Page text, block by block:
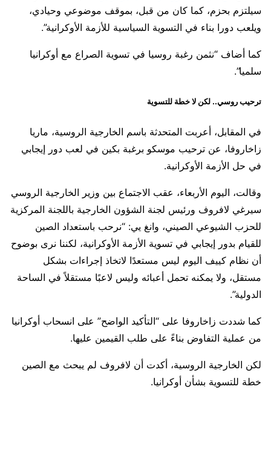
سيلتزم بحزم، كما كان من قبل، بموقف موضوعي وحيادي،
ويلعب دورا بناء في التسوية السياسية للأزمة الأوكرانية”.
كما أضاف “نثمن رغبة روسيا في تسوية الصراع مع أوكرانيا
سلميا”.
ترحيب روسي.. لكن لا خطة للتسوية
في المقابل، أعربت المتحدثة باسم الخارجية الروسية، ماريا
زاخاروفا، عن ترحيب موسكو برغبة بكين في لعب دور إيجابي
في حل الأزمة الأوكرانية.
وقالت، اليوم الأربعاء، عقب الاجتماع بين وزير الخارجية الروسي
سيرغي لافروف ورئيس لجنة الشؤون الخارجية باللجنة المركزية
للحزب الشيوعي الصيني، وانغ يي: “نرحب باستعداد الصين
للقيام بدور إيجابي في تسوية الأزمة الأوكرانية، لكننا نرى بوضوح
أن نظام كييف اليوم ليس مستعدًا لاتخاذ إجراءات بشكل
مستقل، ولا يمكنه تحمل أعبائه وليس لاعبًا مستقلاً في الساحة
الدولية”.
كما شددت زاخاروفا على “التأكيد الواضح” على انسحاب أوكرانيا
من عملية التفاوض بناءً على طلب القيمين عليها.
لكن الخارجية الروسية، أكدت أن لافروف لم يبحث مع الصين
خطة للتسوية بشأن أوكرانيا.